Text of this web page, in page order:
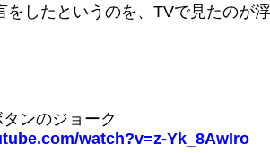
をしたというのを、TVで見たのが浮
ンのジョーク
watch?v=z-Yk_8AwIro